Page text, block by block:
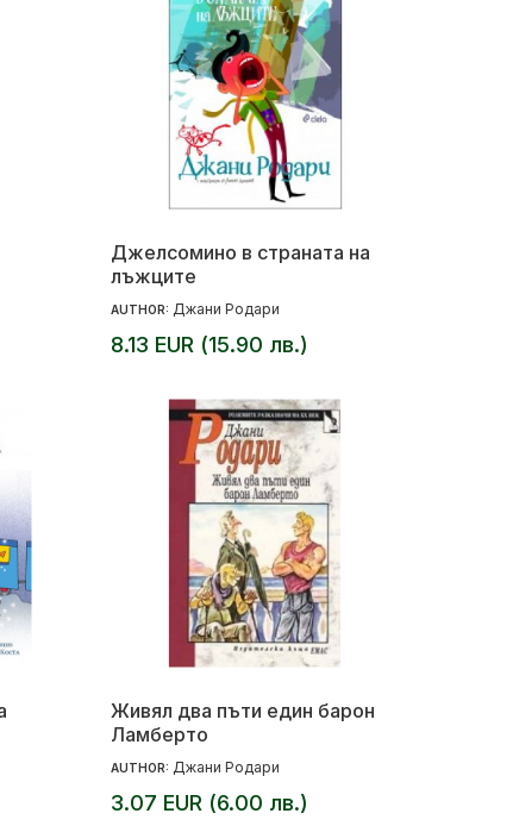
Джелсомино в страната на
лъжците
AUTHOR: Джани Родари
8.13 EUR (15.90 лв.)
Живял два пъти един барон
Ламберто
AUTHOR: Джани Родари
3.07 EUR (6.00 лв.)